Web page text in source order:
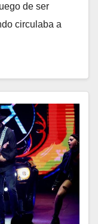
de ser
circulaba a